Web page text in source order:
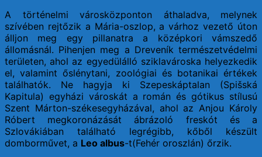
A történelmi városközponton áthaladva, melynek
szívében rejtőzik a Mária-oszlop, a várhoz vezető úton
álljon meg egy pillanatra a középkori vámszedő
állomásnál. Pihenjen meg a Dreveník természetvédelmi
területen, ahol az egyedülálló sziklavároska helyezkedik
el, valamint őslénytani, zoológiai és botanikai értékek
találhatók. Ne hagyja ki Szepeskáptalan (Spišská
Kapitula) egyházi városkát a román és gótikus stílusú
Szent Márton-székesegyházával, ahol az Anjou Károly
Róbert megkoronázását ábrázoló freskót és a
Szlovákiában található legrégibb, kőből készült
domborművet, a Leo albus-t(Fehér oroszlán) őrzik.